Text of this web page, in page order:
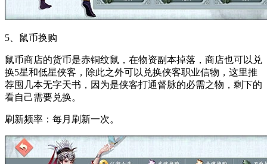
5、鼠币换购
鼠币商店的货币是赤铜纹鼠，在物资副本掉落，商店也可以兑
换5星和低星侠客，除此之外可以兑换侠客职业信物，这里推
荐囤几本无字天书，因为是侠客打通督脉的必需之物，剩下的
看自己需要兑换。
刷新频率：每月刷新一次。